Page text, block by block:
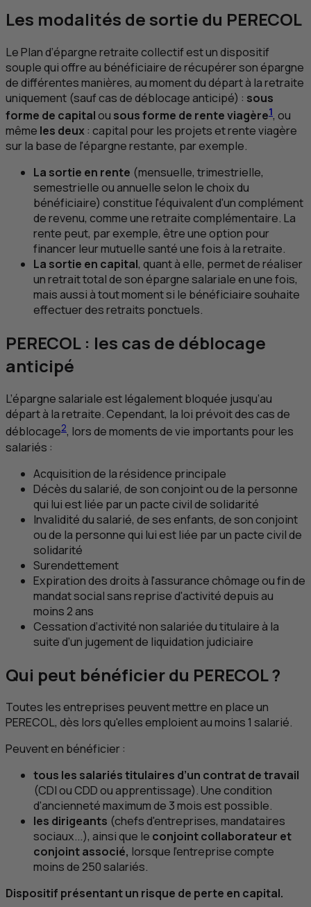
Les modalités de sortie du PERECOL
Le Plan d’épargne retraite collectif est un dispositif
souple qui offre au bénéficiaire de récupérer son épargne
de différentes manières, au moment du départ à la retraite
uniquement (sauf cas de déblocage anticipé) : sous
forme de capitalou sous forme de rente viagère1, ou
même les deux: capital pour les projets et rente viagère
sur la base de l'épargne restante, par exemple.
La sortie en rente (mensuelle, trimestrielle,
semestrielle ou annuelle selon le choix du
bénéficiaire) constitue l'équivalent d'un complément
de revenu, comme une retraite complémentaire. La
rente peut, par exemple, être une option pour
financer leur mutuelle santé une fois à la retraite.
La sortie en capital, quant à elle, permet de réaliser
un retrait total de son épargne salariale en une fois,
mais aussi à tout moment si le bénéficiaire souhaite
effectuer des retraits ponctuels.
PERECOL : les cas de déblocage
anticipé
L’épargne salariale est légalement bloquée jusqu’au
départ à la retraite. Cependant, la loi prévoit des cas de
déblocage2, lors de moments de vie importants pour les
salariés :
Acquisition de la résidence principale
Décès du salarié, de son conjoint ou de la personne
qui lui est liée par un pacte civil de solidarité
Invalidité du salarié, de ses enfants, de son conjoint
ou de la personne qui lui est liée par un pacte civil de
solidarité
Surendettement
Expiration des droits à l'assurance chômage ou fin de
mandat social sans reprise d'activité depuis au
moins 2 ans
Cessation d’activité non salariée du titulaire à la
suite d’un jugement de liquidation judiciaire
Qui peut bénéficier du PERECOL ?
Toutes les entreprises peuvent mettre en place un
PERECOL, dès lors qu'elles emploient au moins 1 salarié.
Peuvent en bénéficier :
tous les salariés titulaires d’un contrat de travail
(CDIouCDDou apprentissage). Une condition
d'ancienneté maximum de 3 mois est possible.
les dirigeants (chefs d'entreprises, mandataires
sociaux...), ainsi que le conjoint collaborateur et
conjoint associé, lorsque l'entreprise compte
moins de 250 salariés.
Dispositif présentant un risque de perte en capital.